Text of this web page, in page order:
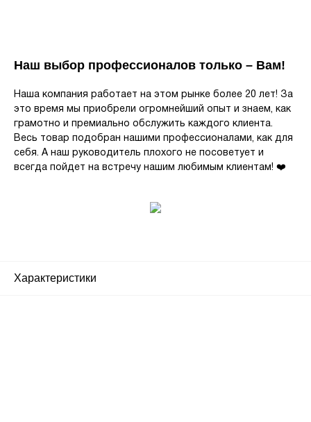
Наш выбор профессионалов только – Вам!
Наша компания работает на этом рынке более 20 лет! За
это время мы приобрели огромнейший опыт и знаем, как
грамотно и премиально обслужить каждого клиента.
Весь товар подобран нашими профессионалами, как для
себя. А наш руководитель плохого не посоветует и
всегда пойдет на встречу нашим любимым клиентам! ❤️
Характеристики